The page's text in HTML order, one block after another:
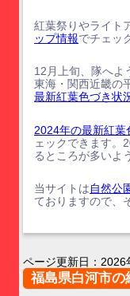
紅葉祭りやライト
ップ情報でチェッ
12月上旬、隊へよ
東海・関西近畿の
最新紅葉色づき状
2024年の最新紅葉
ェックできます。
るところが多いよ
当サイトは自然公
ておりますので、
ページ更新日： 2026
福島県白河市